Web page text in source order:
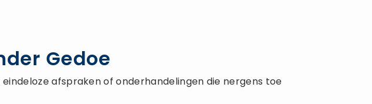
Gedoe
afspraken of onderhandelingen die nergens toe